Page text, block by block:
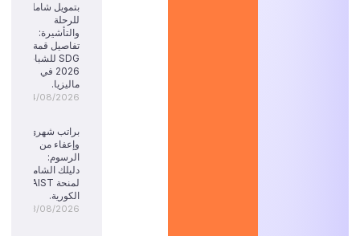
بتمويل شامل
للرحلة
والتأشيرة:
تفاصيل قمة
SDG للشباب
2026 في
ماليزيا.
04/08/2026
براتب شهري
وإعفاء من
الرسوم:
دليلك الشامل
لمنحة KAIST
الكورية.
03/08/2026